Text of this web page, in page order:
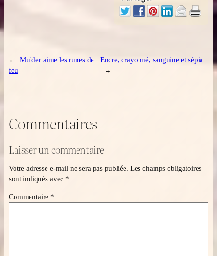
←
Mulder aime les runes de
feu
Encre, crayonné, sanguine et sépia
→
Commentaires
Laisser un commentaire
Votre adresse e-mail ne sera pas publiée. Les champs obligatoires
sont indiqués avec *
Commentaire *